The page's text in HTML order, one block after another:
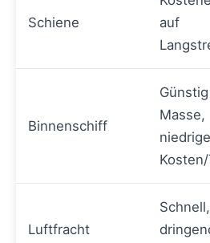
Schiene
auf
Binnenschiff
Masse,
niedrige
Luftfracht